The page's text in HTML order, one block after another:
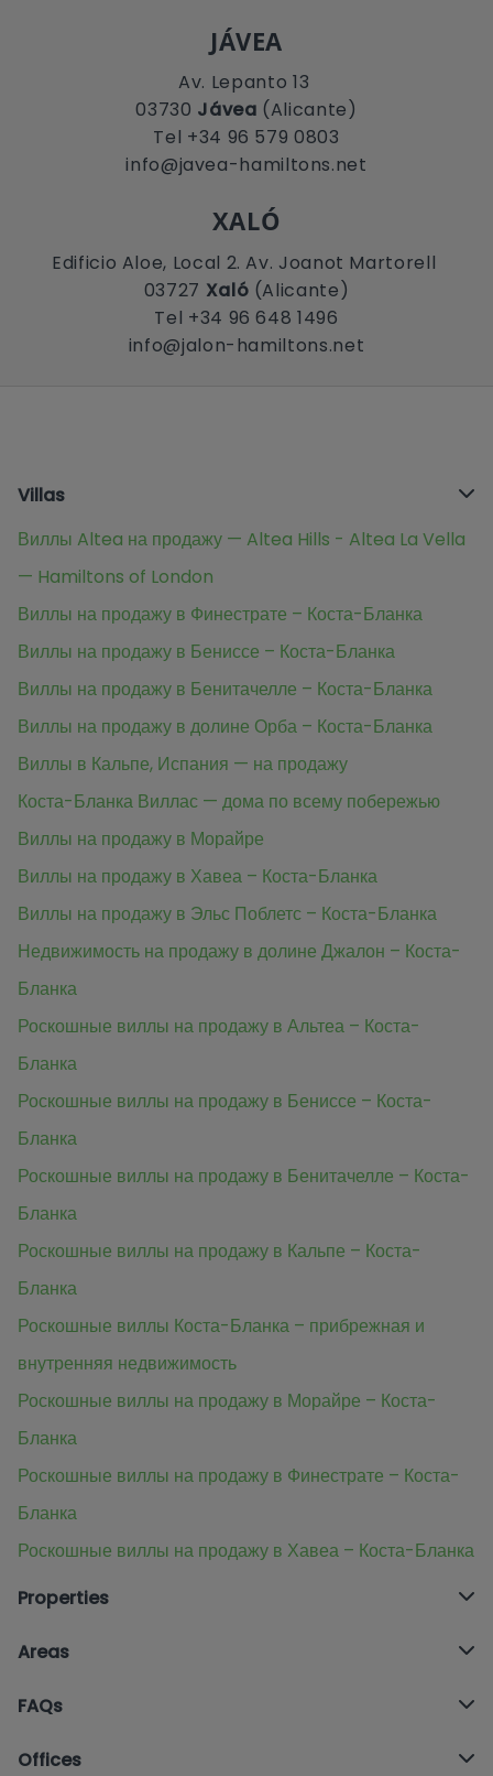
JÁVEA
Av. Lepanto 13
03730 Jávea (Alicante)
Tel +34 96 579 0803
info@javea-hamiltons.net
XALÓ
Edificio Aloe, Local 2. Av. Joanot Martorell
03727 Xaló (Alicante)
Tel +34 96 648 1496
info@jalon-hamiltons.net
Villas
Виллы Altea на продажу — Altea Hills - Altea La Vella
— Hamiltons of London
Виллы на продажу в Финестрате – Коста-Бланка
Виллы на продажу в Бениссе – Коста-Бланка
Виллы на продажу в Бенитачелле – Коста-Бланка
Виллы на продажу в долине Орба – Коста-Бланка
Виллы в Кальпе, Испания — на продажу
Коста-Бланка Виллас — дома по всему побережью
Виллы на продажу в Морайре
Виллы на продажу в Хавеа – Коста-Бланка
Виллы на продажу в Эльс Поблетс – Коста-Бланка
Недвижимость на продажу в долине Джалон – Коста-
Бланка
Роскошные виллы на продажу в Альтеа – Коста-
Бланка
Роскошные виллы на продажу в Бениссе – Коста-
Бланка
Роскошные виллы на продажу в Бенитачелле – Коста-
Бланка
Роскошные виллы на продажу в Кальпе – Коста-
Бланка
Роскошные виллы Коста-Бланка – прибрежная и
внутренняя недвижимость
Роскошные виллы на продажу в Морайре – Коста-
Бланка
Роскошные виллы на продажу в Финестрате – Коста-
Бланка
Роскошные виллы на продажу в Хавеа – Коста-Бланка
Properties
Areas
FAQs
Offices